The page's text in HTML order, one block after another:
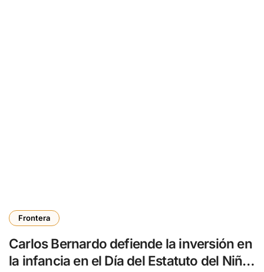
Frontera
Carlos Bernardo defiende la inversión en
la infancia en el Día del Estatuto del Niño